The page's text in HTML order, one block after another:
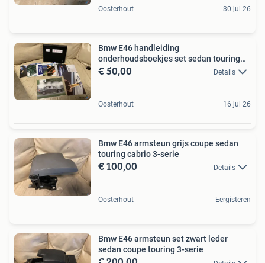
Oosterhout 30 jul 26
Bmw E46 handleiding
onderhoudsboekjes set sedan touring
nfl
€ 50,00 Details
Oosterhout 16 jul 26
Bmw E46 armsteun grijs coupe sedan
touring cabrio 3-serie
€ 100,00 Details
Oosterhout Eergisteren
Bmw E46 armsteun set zwart leder
sedan coupe touring 3-serie